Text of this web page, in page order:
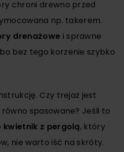
chroni drewno przed
np. takerem.
drenażowe i sprawne
bez tego korzenie szybko
Czy trejaż jest
spasowane? Jeśli to
kwietnik z pergolą, który
nie warto iść na skróty.